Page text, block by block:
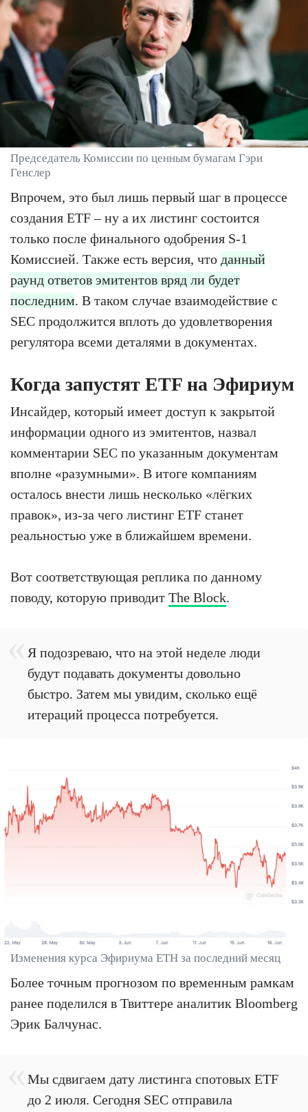
Председатель Комиссии по ценным бумагам Гэри
Генслер
Впрочем, это был лишь первый шаг в процессе
создания ETF – ну а их листинг состоится
только после финального одобрения S-1
Комиссией. Также есть версия, что данный
раунд ответов эмитентов вряд ли будет
последним. В таком случае взаимодействие с
SEC продолжится вплоть до удовлетворения
регулятора всеми деталями в документах.
Когда запустят ETF на Эфириум
Инсайдер, который имеет доступ к закрытой
информации одного из эмитентов, назвал
комментарии SEC по указанным документам
вполне «разумными». В итоге компаниям
осталось внести лишь несколько «лёгких
правок», из-за чего листинг ETF станет
реальностью уже в ближайшем времени.
Вот соответствующая реплика по данному
поводу, которую приводит The Block.
Я подозреваю, что на этой неделе люди
будут подавать документы довольно
быстро. Затем мы увидим, сколько ещё
итераций процесса потребуется.
Изменения курса Эфириума ETH за последний месяц
Более точным прогнозом по временным рамкам
ранее поделился в Твиттере аналитик Bloomberg
Эрик Балчунас.
Мы сдвигаем дату листинга спотовых ETF
до 2 июля. Сегодня SEC отправила